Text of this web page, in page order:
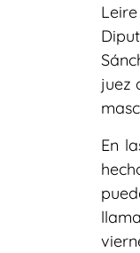
juez
En